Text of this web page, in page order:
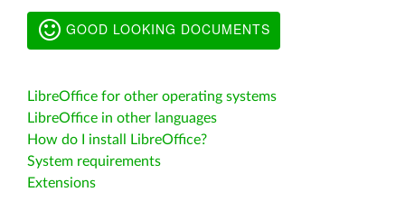
GOOD LOOKING DOCUMENTS
LibreOffice for other operating systems
LibreOffice in other languages
How do I install LibreOffice?
System requirements
Extensions